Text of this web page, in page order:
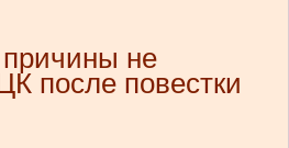
не
после повестки